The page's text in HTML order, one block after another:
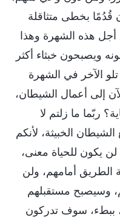
قُدُمًا بخطى متثاقلة
هذه الشهرة وهذا
ويصبحون خبثاء أكثر
الآخر في الشهرة
إلى أعمال الشيطان،
ربّما ما زلتم لا
الخبيثة، لأنكم
يكون للحياة معنى،
الطريق أمامهم، ولن
وسيصبح مستقبلهم
ببطء، سوف تدركون